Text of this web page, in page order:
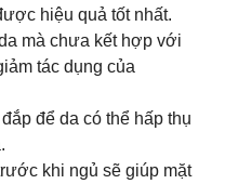
hiệu quả tốt nhất.
mà chưa kết hợp với
tác dụng của
để da có thể hấp thụ
khi ngủ sẽ giúp mặt